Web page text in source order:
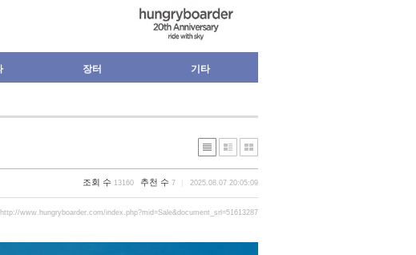
장터 기타
조회 수 13160 추천 수 7 2025.08.07 20:05:09
http://www.hungryboarder.com/index.php?mid=Sale&document_srl=51613287